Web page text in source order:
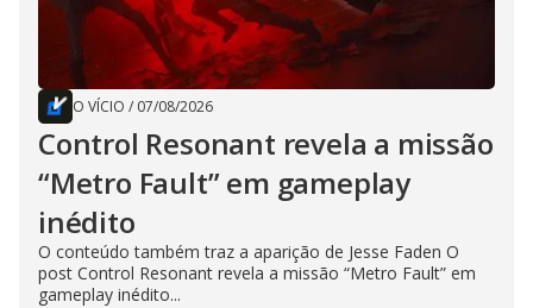
O VÍCIO / 07/08/2026
Control Resonant revela a missão
“Metro Fault” em gameplay
inédito
O conteúdo também traz a aparição de Jesse Faden O
post Control Resonant revela a missão “Metro Fault” em
gameplay inédito...